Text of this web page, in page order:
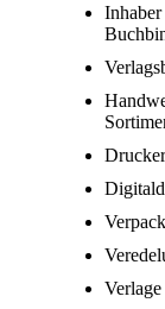
Verlage